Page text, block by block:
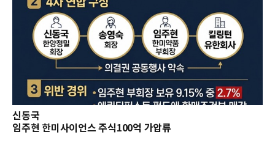
신동국
임주현 한미사이언스 주식100억 가압류